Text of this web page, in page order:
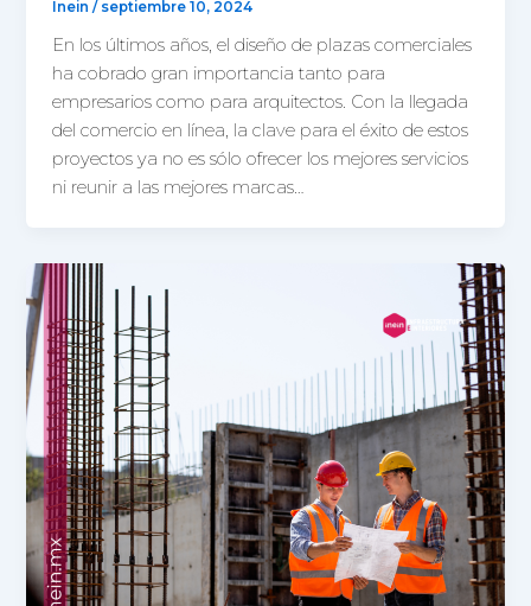
Inein/ septiembre 10, 2024
En los últimos años, el diseño de plazas comerciales
ha cobrado gran importancia tanto para
empresarios como para arquitectos. Con la llegada
del comercio en línea, la clave para el éxito de estos
proyectos ya no es sólo ofrecer los mejores servicios
ni reunir a las mejores marcas…